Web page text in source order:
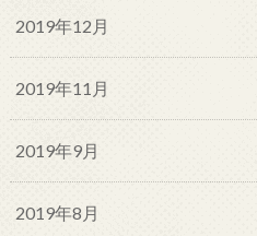
2019年12月
2019年11月
2019年9月
2019年8月